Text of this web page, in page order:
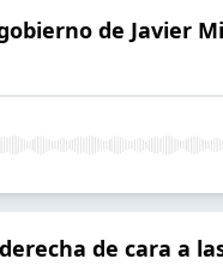
de Javier
de cara a